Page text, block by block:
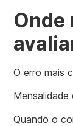
Onde
O erro mais
Quando o